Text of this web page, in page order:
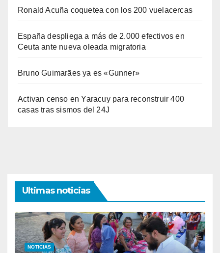
Ronald Acuña coquetea con los 200 vuelacercas
España despliega a más de 2.000 efectivos en
Ceuta ante nueva oleada migratoria
Bruno Guimarães ya es «Gunner»
Activan censo en Yaracuy para reconstruir 400
casas tras sismos del 24J
Ultimas noticias
NOTICIAS